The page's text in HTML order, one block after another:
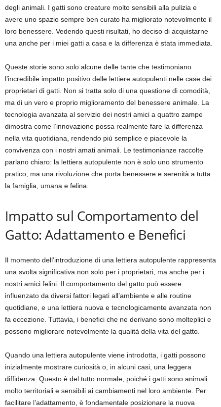
degli animali. I gatti sono creature molto sensibili alla pulizia e
avere uno spazio sempre ben curato ha migliorato notevolmente il
loro benessere. Vedendo questi risultati, ho deciso di acquistarne
una anche per i miei gatti a casa e la differenza è stata immediata.
Queste storie sono solo alcune delle tante che testimoniano
l’incredibile impatto positivo delle lettiere autopulenti nelle case dei
proprietari di gatti. Non si tratta solo di una questione di comodità,
ma di un vero e proprio miglioramento del benessere animale. La
tecnologia avanzata al servizio dei nostri amici a quattro zampe
dimostra come l’innovazione possa realmente fare la differenza
nella vita quotidiana, rendendo più semplice e piacevole la
convivenza con i nostri amati animali. Le testimonianze raccolte
parlano chiaro: la lettiera autopulente non è solo uno strumento
pratico, ma una rivoluzione che porta benessere e serenità a tutta
la famiglia, umana e felina.
Impatto sul Comportamento del
Gatto: Adattamento e Benefici
Il momento dell’introduzione di una lettiera autopulente rappresenta
una svolta significativa non solo per i proprietari, ma anche per i
nostri amici felini. Il comportamento del gatto può essere
influenzato da diversi fattori legati all’ambiente e alle routine
quotidiane, e una lettiera nuova e tecnologicamente avanzata non
fa eccezione. Tuttavia, i benefici che ne derivano sono molteplici e
possono migliorare notevolmente la qualità della vita del gatto.
Quando una lettiera autopulente viene introdotta, i gatti possono
inizialmente mostrare curiosità o, in alcuni casi, una leggera
diffidenza. Questo è del tutto normale, poiché i gatti sono animali
molto territoriali e sensibili ai cambiamenti nel loro ambiente. Per
facilitare l’adattamento, è fondamentale posizionare la nuova